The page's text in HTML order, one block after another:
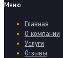
Меню
Главная
О компании
Услуги
Отзывы